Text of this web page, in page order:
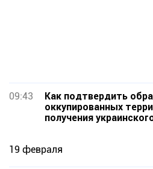
09:43
Как подтвердить
оккупированных
получения
19 февраля